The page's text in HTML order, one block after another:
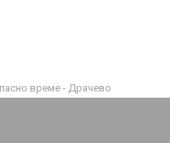
време - Драчево